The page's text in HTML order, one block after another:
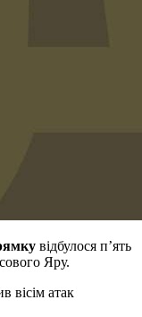
відбулося п’ять
Яру.
вісім атак